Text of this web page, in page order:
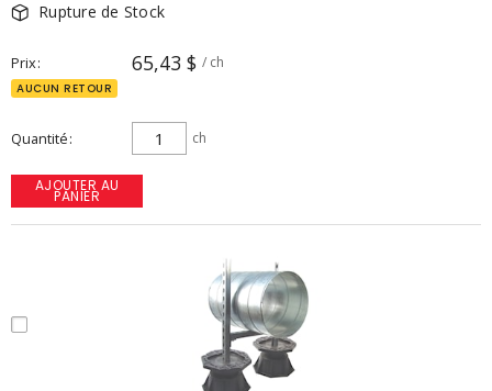
Rupture de Stock
Prix 65,43 $ / ch
AUCUN RETOUR
Quantité ch
AJOUTER AU
PANIER